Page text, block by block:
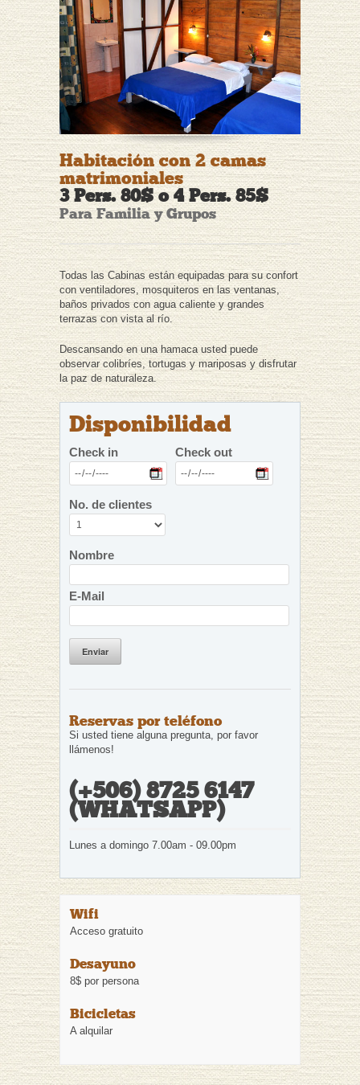
Habitación con 2 camas
matrimoniales
3 Pers. 80$ o 4 Pers. 85$
Para Familia y Grupos
Todas las Cabinas están equipadas para su confort
con ventiladores, mosquiteros en las ventanas,
baños privados con agua caliente y grandes
terrazas con vista al río.
Descansando en una hamaca usted puede
observar colibríes, tortugas y mariposas y disfrutar
la paz de naturaleza.
Disponibilidad
Check in Check out
No. de clientes
Nombre
E-Mail
Enviar
Reservas por teléfono
Si usted tiene alguna pregunta, por favor
llámenos!
(+506) 8725 6147
(WHATSAPP)
Lunes a domingo 7.00am - 09.00pm
Wifi
Acceso gratuito
Desayuno
8$ por persona
Bicicletas
A alquilar